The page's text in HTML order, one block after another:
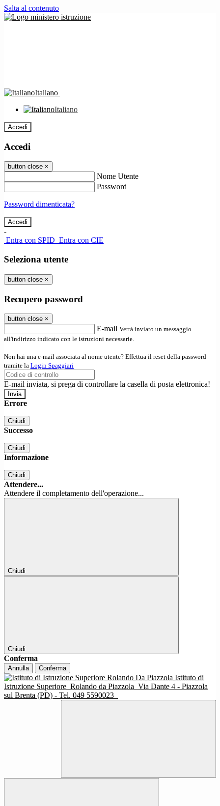
Salta al contenuto
Italiano
Italiano
Accedi
Accedi
button close ×
Nome Utente
Password
Password dimenticata?
-
Entra con SPID Entra con CIE
Seleziona utente
button close ×
Recupero password
button close ×
E-mail Verrà inviato un messaggio
all'indirizzo indicato con le istruzioni necessarie.
Non hai una e-mail associata al nome utente? Effettua il reset della password
tramite la Login Spaggiari
E-mail inviata, si prega di controllare la casella di posta elettronica!
Errore
Chiudi
Successo
Chiudi
Informazione
Chiudi
Attendere...
Attendere il completamento dell'operazione...
Chiudi
Chiudi
Conferma
Annulla Conferma
Istituto di
Istruzione Superiore Rolando da Piazzola Via Dante 4 - Piazzola
sul Brenta (PD) - Tel. 049 5590023